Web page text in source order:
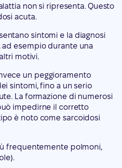
non si ripresenta. Questo
acuta.
sintomi e la diagnosi
esempio durante una
motivi.
un peggioramento
sintomi, fino a un serio
La formazione di numerosi
impedirne il corretto
è noto come sarcoidosi
frequentemente polmoni,